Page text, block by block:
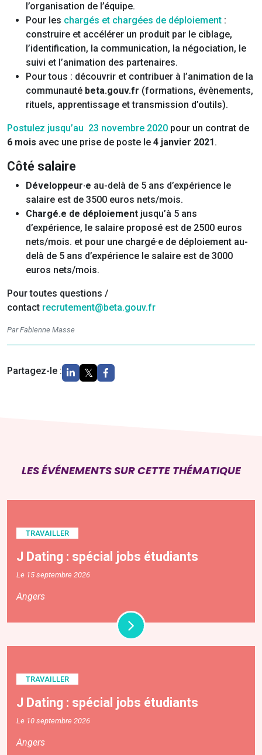
l’organisation de l’équipe.
Pour les chargés et chargées de déploiement :
construire et accélérer un produit par le ciblage,
l’identification, la communication, la négociation, le
suivi et l’animation des partenaires.
Pour tous : découvrir et contribuer à l’animation de la
communauté beta.gouv.fr (formations, évènements,
rituels, apprentissage et transmission d’outils).
Postulez jusqu’au 23 novembre 2020 pour un contrat de
6 mois avec une prise de poste le 4 janvier 2021 .
Côté salaire
Développeur·e au-delà de 5 ans d’expérience le
salaire est de 3500 euros nets/mois.
Chargé.e de déploiement jusqu’à 5 ans
d’expérience, le salaire proposé est de 2500 euros
nets/mois. et pour une chargé·e de déploiement au-
delà de 5 ans d’expérience le salaire est de 3000
euros nets/mois.
Pour toutes questions /
contact recrutement@beta.gouv.fr
Par Fabienne Masse
Partagez-le :
LES ÉVÉNEMENTS SUR CETTE THÉMATIQUE
TRAVAILLER
J Dating : spécial jobs étudiants
Le 15 septembre 2026
Angers
TRAVAILLER
J Dating : spécial jobs étudiants
Le 10 septembre 2026
Angers